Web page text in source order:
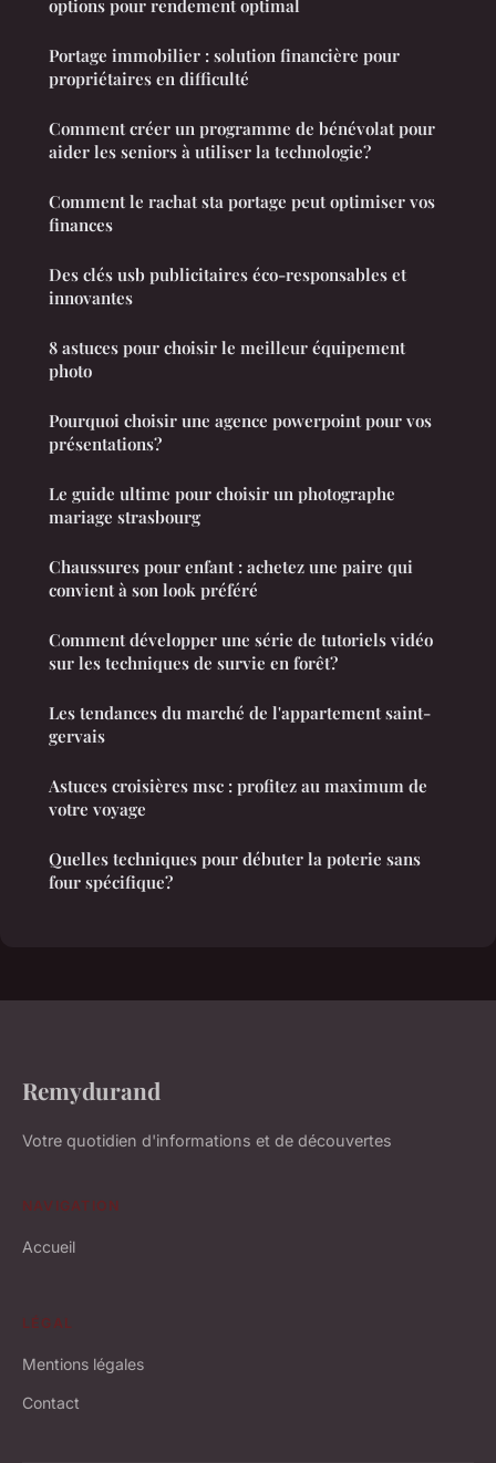
options pour rendement optimal
Portage immobilier : solution financière pour
propriétaires en difficulté
Comment créer un programme de bénévolat pour
aider les seniors à utiliser la technologie?
Comment le rachat sta portage peut optimiser vos
finances
Des clés usb publicitaires éco-responsables et
innovantes
8 astuces pour choisir le meilleur équipement
photo
Pourquoi choisir une agence powerpoint pour vos
présentations?
Le guide ultime pour choisir un photographe
mariage strasbourg
Chaussures pour enfant : achetez une paire qui
convient à son look préféré
Comment développer une série de tutoriels vidéo
sur les techniques de survie en forêt?
Les tendances du marché de l'appartement saint-
gervais
Astuces croisières msc : profitez au maximum de
votre voyage
Quelles techniques pour débuter la poterie sans
four spécifique?
Remydurand
Votre quotidien d'informations et de découvertes
NAVIGATION
Accueil
LÉGAL
Mentions légales
Contact